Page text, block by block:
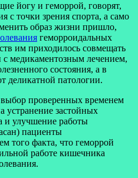
йогу и геморрой, говорят,
с точки зрения спорта, а само
образ жизни пришло,
геморроидальных
им приходилось совмещать
медикаментозным лечением,
состояния, а в
деликатной патологии.
проверенных временем
устранение застойных
и улучшение работы
пациенты
того факта, что геморрой
работе кишечника